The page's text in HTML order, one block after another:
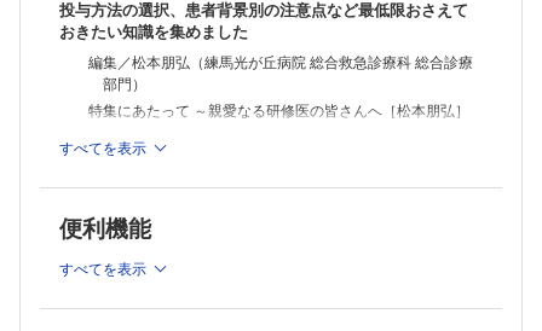
投与方法の選択、患者背景別の注意点など最低限おさえて
おきたい知識を集めました
編集／松本朋弘（練馬光が丘病院 総合救急診療科 総合診療
部門）
特集にあたって ～親愛なる研修医の皆さんへ［松本朋弘］
基本的な栄養投与方法決定についてのギモン［折原史奈，松
本朋弘］
経腸栄養剤と食形態のギモン［廣瀬桂子］
リフィーディング症候群のギモン［和才直樹，安本有佑］
すべてを表示
便利機能
すべてを表示